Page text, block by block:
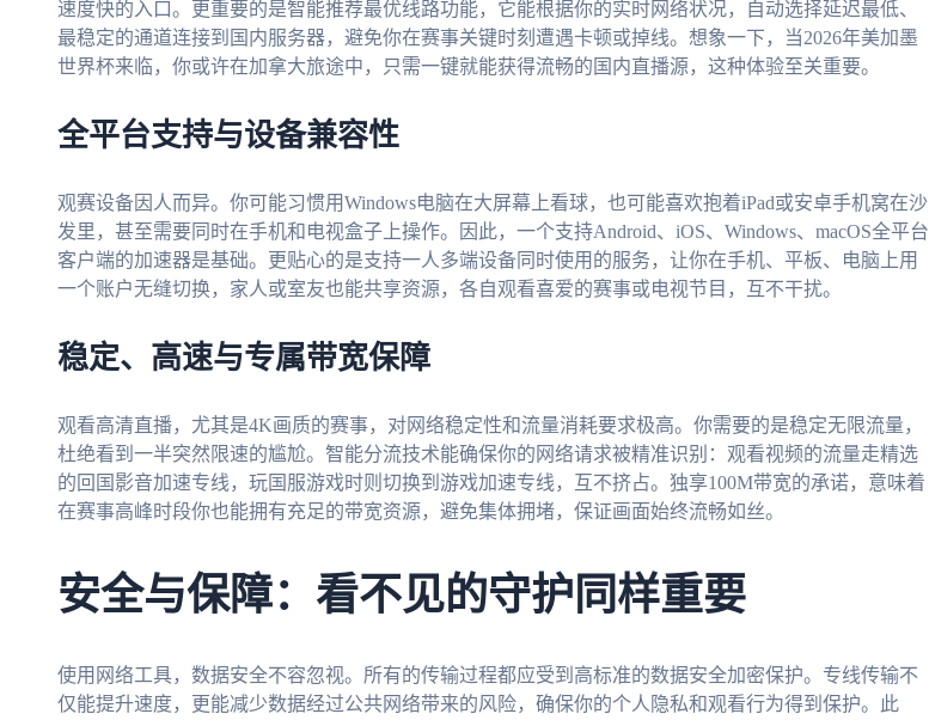
速度快的入口。更重要的是智能推荐最优线路功能，它能根据你的实时网络状况，自动选择延迟最低、
最稳定的通道连接到国内服务器，避免你在赛事关键时刻遭遇卡顿或掉线。想象一下，当2026年美加墨
世界杯来临，你或许在加拿大旅途中，只需一键就能获得流畅的国内直播源，这种体验至关重要。
全平台支持与设备兼容性
观赛设备因人而异。你可能习惯用Windows电脑在大屏幕上看球，也可能喜欢抱着iPad或安卓手机窝在沙
发里，甚至需要同时在手机和电视盒子上操作。因此，一个支持Android、iOS、Windows、macOS全平台
客户端的加速器是基础。更贴心的是支持一人多端设备同时使用的服务，让你在手机、平板、电脑上用
一个账户无缝切换，家人或室友也能共享资源，各自观看喜爱的赛事或电视节目，互不干扰。
稳定、高速与专属带宽保障
观看高清直播，尤其是4K画质的赛事，对网络稳定性和流量消耗要求极高。你需要的是稳定无限流量，
杜绝看到一半突然限速的尴尬。智能分流技术能确保你的网络请求被精准识别：观看视频的流量走精选
的回国影音加速专线，玩国服游戏时则切换到游戏加速专线，互不挤占。独享100M带宽的承诺，意味着
在赛事高峰时段你也能拥有充足的带宽资源，避免集体拥堵，保证画面始终流畅如丝。
安全与保障：看不见的守护同样重要
使用网络工具，数据安全不容忽视。所有的传输过程都应受到高标准的数据安全加密保护。专线传输不
仅能提升速度，更能减少数据经过公共网络带来的风险，确保你的个人隐私和观看行为得到保护。此